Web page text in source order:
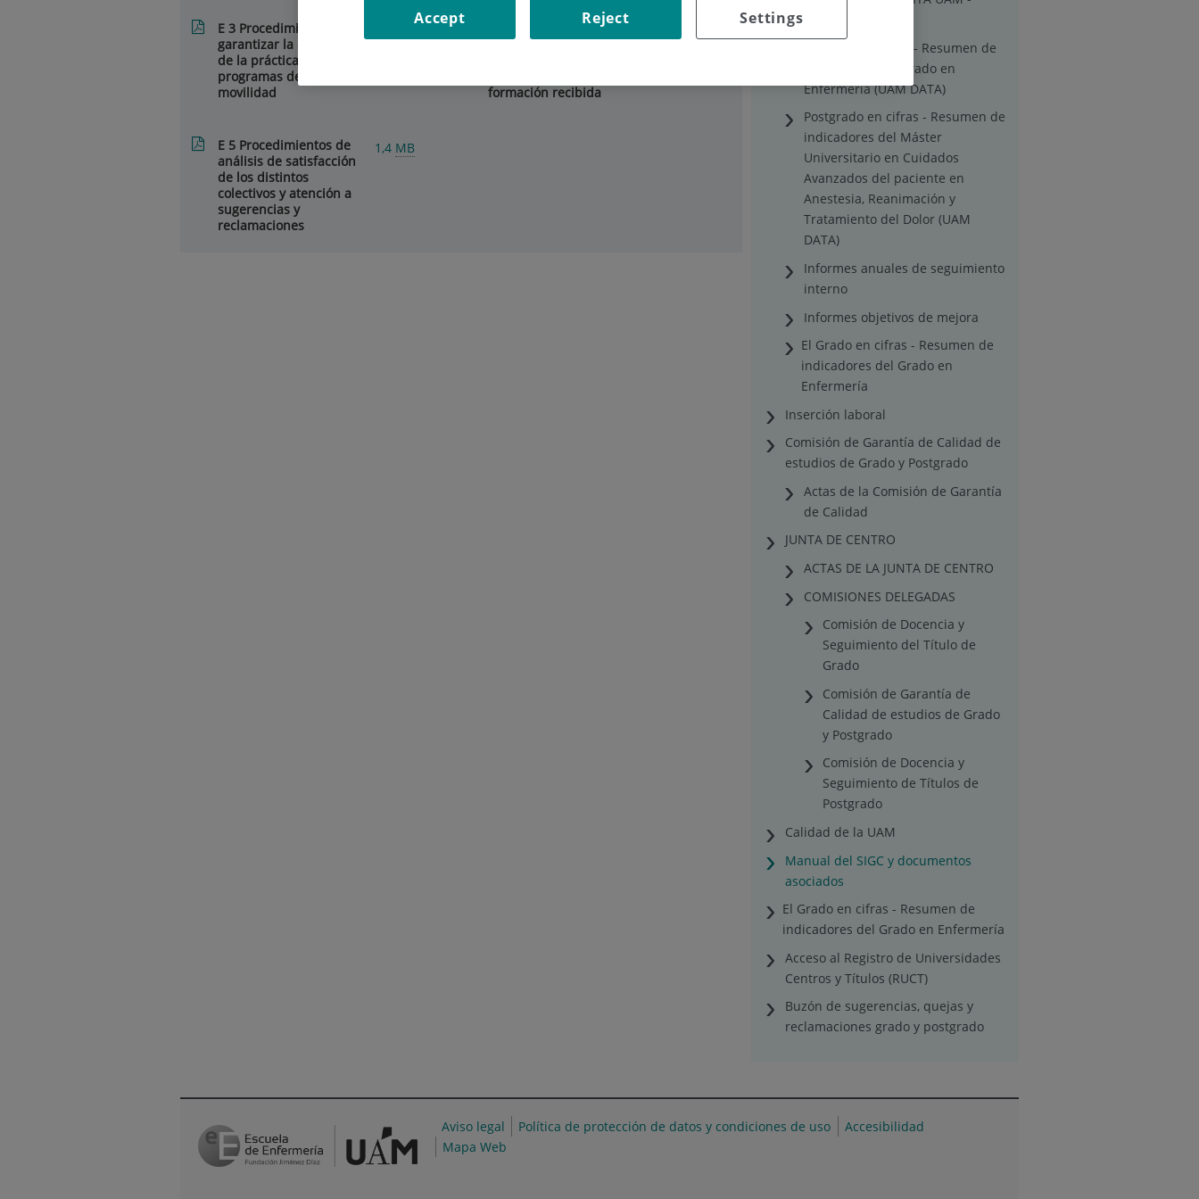
E 3 Procedimiento para
garantizar la calidad
de la prácticas y los
programas de
movilidad
E 4 Procedimientos de
análisis de inserción
formación recibida
E 5 Procedimientos de
análisis de satisfacción
de los distintos
colectivos y atención a
sugerencias y
reclamaciones
1,4 MB
El Grado en cifras - Resumen de
indicadores del Grado en
Enfermería (UAM DATA)
Postgrado en cifras - Resumen de
indicadores del Máster
Universitario en Cuidados
Avanzados del paciente en
Anestesia, Reanimación y
Tratamiento del Dolor (UAM
DATA)
Informes anuales de seguimiento
interno
Informes objetivos de mejora
El Grado en cifras - Resumen de
indicadores del Grado en
Enfermería
Inserción laboral
Comisión de Garantía de Calidad de
estudios de Grado y Postgrado
Actas de la Comisión de Garantía
de Calidad
JUNTA DE CENTRO
ACTAS DE LA JUNTA DE CENTRO
COMISIONES DELEGADAS
Comisión de Docencia y
Seguimiento del Título de
Grado
Comisión de Garantía de
Calidad de estudios de Grado
y Postgrado
Comisión de Docencia y
Seguimiento de Títulos de
Postgrado
Calidad de la UAM
Manual del SIGC y documentos
asociados
El Grado en cifras - Resumen de
indicadores del Grado en Enfermería
Acceso al Registro de Universidades
Centros y Títulos (RUCT)
Buzón de sugerencias, quejas y
reclamaciones grado y postgrado
Aviso legal Política de protección de datos y condiciones de uso
Accesibilidad
Mapa Web
Settings
Reject
Accept